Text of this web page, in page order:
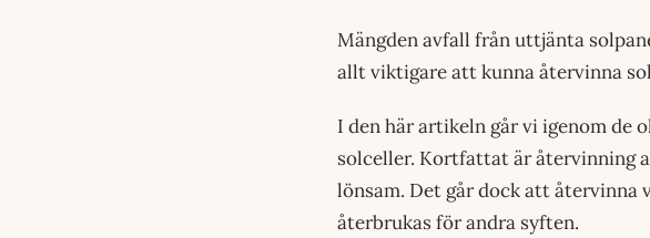
Mängden avfall från uttjänta
allt viktigare att kunna återvinna
I den här artikeln går vi igenom de
solceller. Kortfattat är återvinning
lönsam. Det går dock att återvinna
återbrukas för andra syften.